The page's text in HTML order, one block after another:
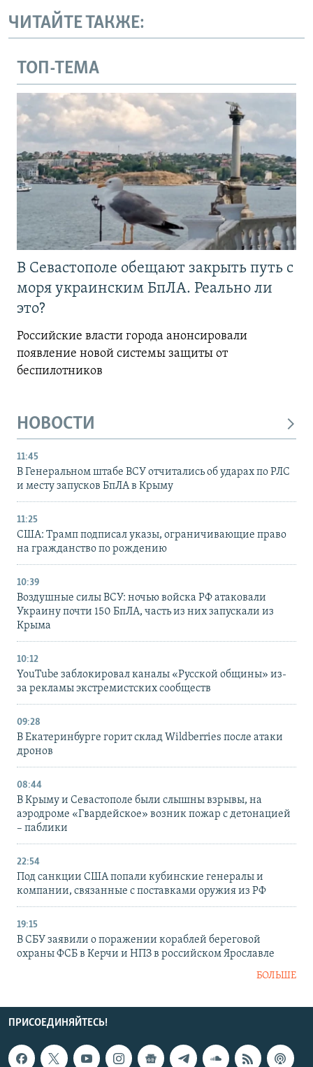
ЧИТАЙТЕ ТАКЖЕ:
ТОП-ТЕМА
В Севастополе обещают закрыть путь с
моря украинским БпЛА. Реально ли
это?
Российские власти города анонсировали
появление новой системы защиты от
беспилотников
НОВОСТИ
11:45
В Генеральном штабе ВСУ отчитались об ударах по РЛС
и месту запусков БпЛА в Крыму
11:25
США: Трамп подписал указы, ограничивающие право
на гражданство по рождению
10:39
Воздушные силы ВСУ: ночью войска РФ атаковали
Украину почти 150 БпЛА, часть из них запускали из
Крыма
10:12
YouTube заблокировал каналы «Русской общины» из-
за рекламы экстремистских сообществ
09:28
В Екатеринбурге горит склад Wildberries после атаки
дронов
08:44
В Крыму и Севастополе были слышны взрывы, на
аэродроме «Гвардейское» возник пожар с детонацией
– паблики
22:54
Под санкции США попали кубинские генералы и
компании, связанные с поставками оружия из РФ
19:15
В СБУ заявили о поражении кораблей береговой
охраны ФСБ в Керчи и НПЗ в российском Ярославле
БОЛЬШЕ
ПРИСОЕДИНЯЙТЕСЬ!